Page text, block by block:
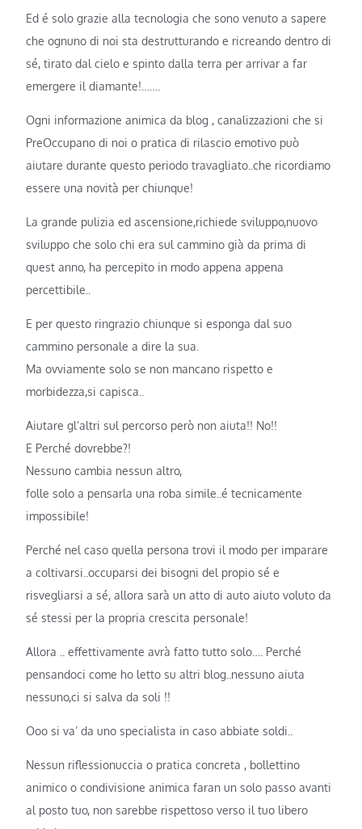
Ed é solo grazie alla tecnologia che sono venuto a sapere
che ognuno di noi sta destrutturando e ricreando dentro di
sé, tirato dal cielo e spinto dalla terra per arrivar a far
emergere il diamante!…….
Ogni informazione animica da blog , canalizzazioni che si
PreOccupano di noi o pratica di rilascio emotivo può
aiutare durante questo periodo travagliato..che ricordiamo
essere una novità per chiunque!
La grande pulizia ed ascensione,richiede sviluppo,nuovo
sviluppo che solo chi era sul cammino già da prima di
quest anno, ha percepito in modo appena appena
percettibile..
E per questo ringrazio chiunque si esponga dal suo
cammino personale a dire la sua.
Ma ovviamente solo se non mancano rispetto e
morbidezza,si capisca..
Aiutare gl’altri sul percorso però non aiuta!! No!!
E Perché dovrebbe?!
Nessuno cambia nessun altro,
folle solo a pensarla una roba simile..é tecnicamente
impossibile!
Perché nel caso quella persona trovi il modo per imparare
a coltivarsi..occuparsi dei bisogni del propio sé e
risvegliarsi a sé, allora sarà un atto di auto aiuto voluto da
sé stessi per la propria crescita personale!
Allora .. effettivamente avrà fatto tutto solo…. Perché
pensandoci come ho letto su altri blog..nessuno aiuta
nessuno,ci si salva da soli !!
Ooo si va’ da uno specialista in caso abbiate soldi..
Nessun riflessionuccia o pratica concreta , bollettino
animico o condivisione animica faran un solo passo avanti
al posto tuo, non sarebbe rispettoso verso il tuo libero